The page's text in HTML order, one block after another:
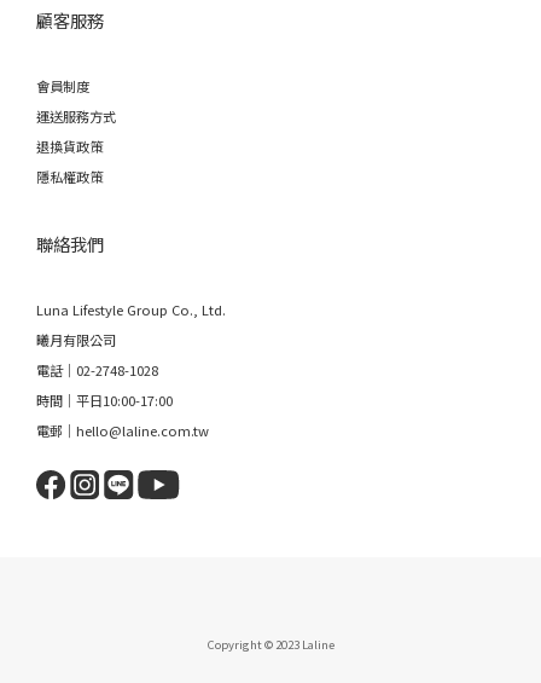
顧客服務
會員制度
運送服務方式
退換貨政策
隱私權政策
聯絡我們
Luna Lifestyle Group Co., Ltd.
曦月有限公司
電話｜02-2748-1028
時間｜平日10:00-17:00
電郵｜hello@laline.com.tw
Copyright © 2023 Laline